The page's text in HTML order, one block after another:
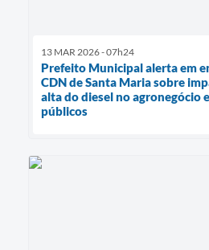
13 MAR 2026 - 07h24
Prefeito Municipal alerta em
CDN de Santa Maria sobre
alta do diesel no agronegócio
públicos